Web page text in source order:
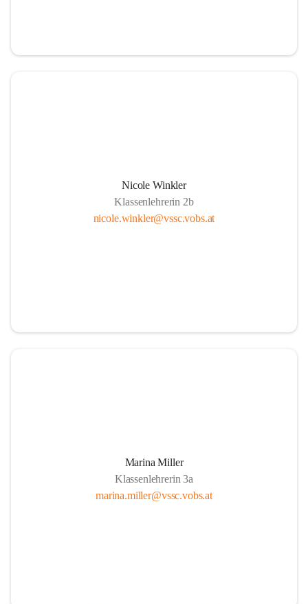
Nicole Winkler
Klassenlehrerin 2b
nicole.winkler@vssc.vobs.at
Marina Miller
Klassenlehrerin 3a
marina.miller@vssc.vobs.at